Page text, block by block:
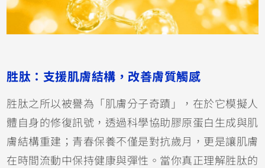
胜肽：支援肌膚結構，改善膚質觸感
胜肽之所以被譽為「肌膚分子奇蹟」，在於它模擬人
體自身的修復訊號，透過科學協助膠原蛋白生成與肌
膚結構重建；青春保養不僅是對抗歲月，更是讓肌膚
在時間流動中保持健康與彈性。當你真正理解胜肽的